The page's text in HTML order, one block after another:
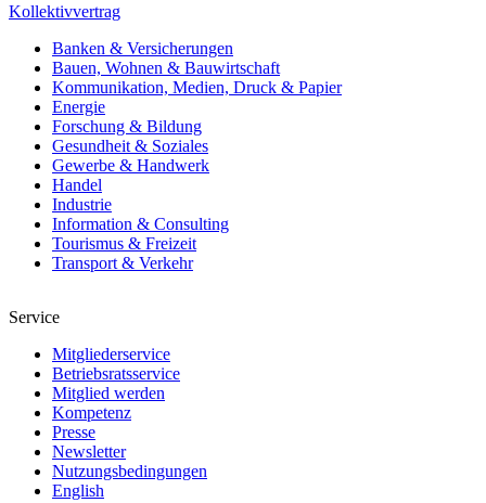
Kollektivvertrag
Banken & Versicherungen
Bauen, Wohnen & Bauwirtschaft
Kommunikation, Medien, Druck & Papier
Energie
Forschung & Bildung
Gesundheit & Soziales
Gewerbe & Handwerk
Handel
Industrie
Information & Consulting
Tourismus & Freizeit
Transport & Verkehr
Service
Mitgliederservice
Betriebsratsservice
Mitglied werden
Kompetenz
Presse
Newsletter
Nutzungsbedingungen
English